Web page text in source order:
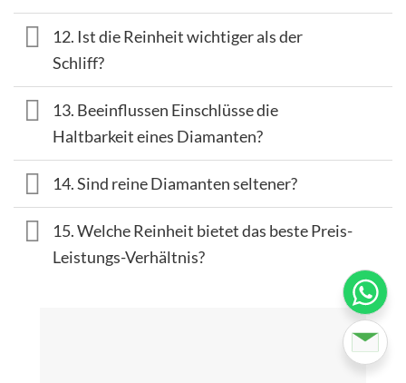
12. Ist die Reinheit wichtiger als der
Schliff?
13. Beeinflussen Einschlüsse die
Haltbarkeit eines Diamanten?
14. Sind reine Diamanten seltener?
15. Welche Reinheit bietet das beste Preis-
Leistungs-Verhältnis?